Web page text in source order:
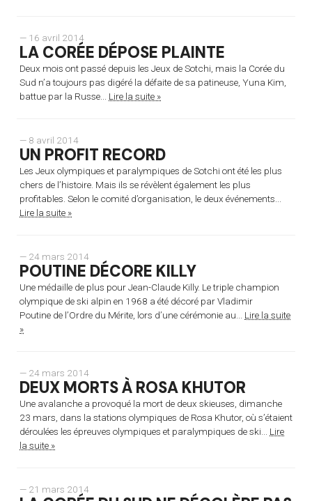
— 16 avril 2014
LA CORÉE DÉPOSE PLAINTE
Deux mois ont passé depuis les Jeux de Sotchi, mais la Corée du
Sud n’a toujours pas digéré la défaite de sa patineuse, Yuna Kim,
battue par la Russe... Lire la suite »
— 8 avril 2014
UN PROFIT RECORD
Les Jeux olympiques et paralympiques de Sotchi ont été les plus
chers de l’histoire. Mais ils se révèlent également les plus
profitables. Selon le comité d’organisation, le deux événements...
Lire la suite »
— 24 mars 2014
POUTINE DÉCORE KILLY
Une médaille de plus pour Jean-Claude Killy. Le triple champion
olympique de ski alpin en 1968 a été décoré par Vladimir
Poutine de l’Ordre du Mérite, lors d’une cérémonie au... Lire la suite
»
— 24 mars 2014
DEUX MORTS À ROSA KHUTOR
Une avalanche a provoqué la mort de deux skieuses, dimanche
23 mars, dans la stations olympiques de Rosa Khutor, où s’étaient
déroulées les épreuves olympiques et paralympiques de ski... Lire
la suite »
— 21 mars 2014